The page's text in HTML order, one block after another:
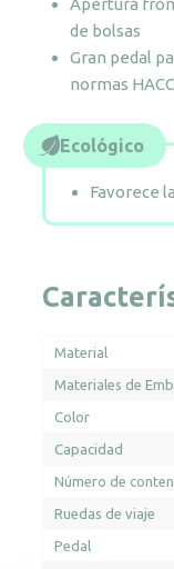
cantidad
Apertura
de bolsas
Gran pedal
normas
Ecológico
Favorece
Material
Materiales de
Color
Capacidad
Número de
Ruedas de viaje
Pedal